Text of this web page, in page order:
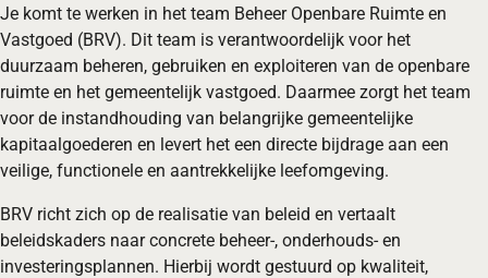
Je komt te werken in het team Beheer Openbare Ruimte en
Vastgoed (BRV). Dit team is verantwoordelijk voor het
duurzaam beheren, gebruiken en exploiteren van de openbare
ruimte en het gemeentelijk vastgoed. Daarmee zorgt het team
voor de instandhouding van belangrijke gemeentelijke
kapitaalgoederen en levert het een directe bijdrage aan een
veilige, functionele en aantrekkelijke leefomgeving.
BRV richt zich op de realisatie van beleid en vertaalt
beleidskaders naar concrete beheer-, onderhouds- en
investeringsplannen. Hierbij wordt gestuurd op kwaliteit,